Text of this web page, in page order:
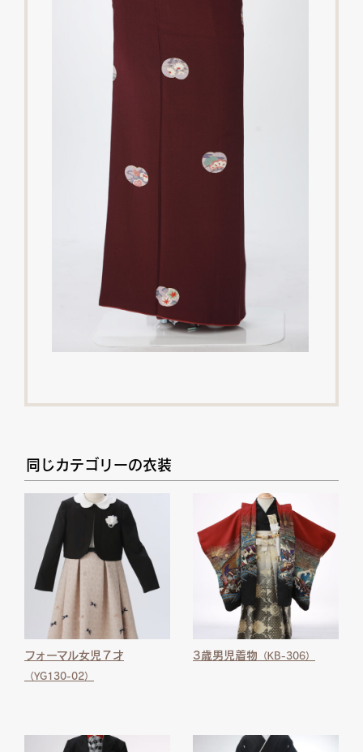
同じカテゴリーの衣装
フォーマル女児７才
（YG130-02）
3歳男児着物 （KB-306）